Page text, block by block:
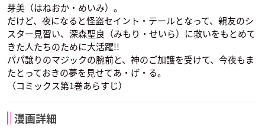
芽美（はねおか・めいみ）。
だけど、夜になると怪盗セイント・テールとなって、親友のシ
スター見習い、深森聖良（みもり・せいら）に救いをもとめて
きた人たちのために大活躍!!
パパ譲りのマジックの腕前と、神のご加護を受けて、今夜もま
たとっておきの夢を見せてあ・げ・る。
（コミックス第1巻あらすじ）
漫画詳細